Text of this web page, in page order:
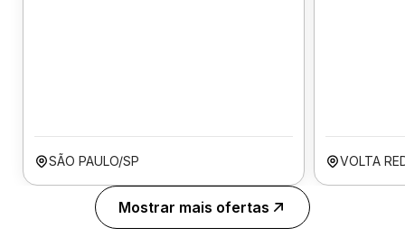
SÃO PAULO/SP VOLTA
Mostrar mais ofertas